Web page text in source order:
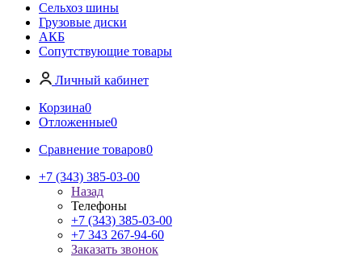
Сельхоз шины
Грузовые диски
АКБ
Сопутствующие товары
Личный кабинет
Корзина0
Отложенные0
Сравнение товаров0
+7 (343) 385-03-00
Назад
Телефоны
+7 (343) 385-03-00
+7 343 267-94-60
Заказать звонок